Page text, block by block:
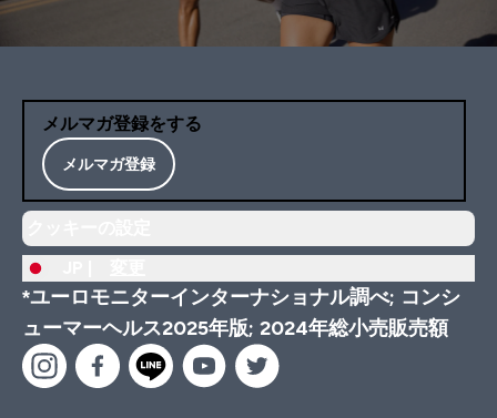
メルマガ登録をする
メルマガ登録
*ユーロモニターインターナショナル調べ; コンシ
ューマーヘルス2025年版; 2024年総小売販売額